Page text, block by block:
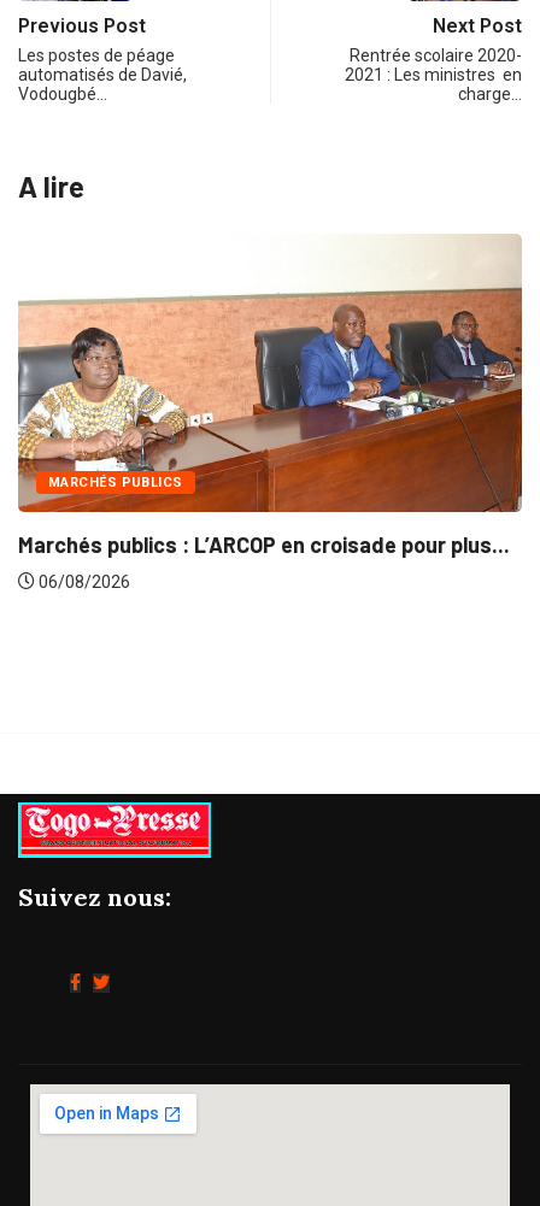
Previous Post
Les postes de péage
automatisés de Davié,
Vodougbé…
Next Post
Rentrée scolaire 2020-
2021 : Les ministres en
charge…
A lire
croisade pour plus...
Gestion concertée et
Suivez nous: